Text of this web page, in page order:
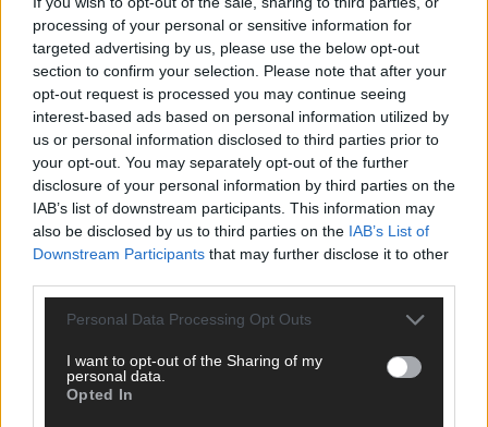
processing of your personal or sensitive information for
targeted advertising by us, please use the below opt-out
section to confirm your selection. Please note that after your
opt-out request is processed you may continue seeing
interest-based ads based on personal information utilized by
us or personal information disclosed to third parties prior to
your opt-out. You may separately opt-out of the further
disclosure of your personal information by third parties on the
IAB’s list of downstream participants. This information may
also be disclosed by us to third parties on the IAB’s List of
Downstream Participants that may further disclose it to other
Personal Data Processing Opt Outs
I want to opt-out of the Sharing of my
personal data.
Opted In
SCHNELL ZUM RESSORT